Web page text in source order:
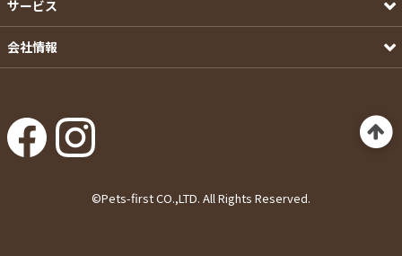
サービス
会社情報
©Pets-first CO.,LTD. All Rights Reserved.